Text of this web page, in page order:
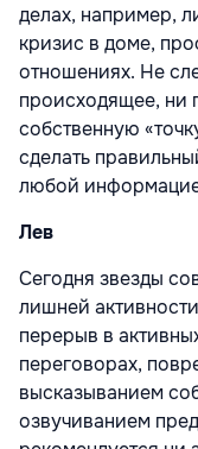
делах, например,
кризис в доме,
отношениях. Не
происходящее, ни
собственную
сделать
любой
Лев
Сегодня звезды
лишней
перерыв в
переговорах,
высказыванием
озвучиванием